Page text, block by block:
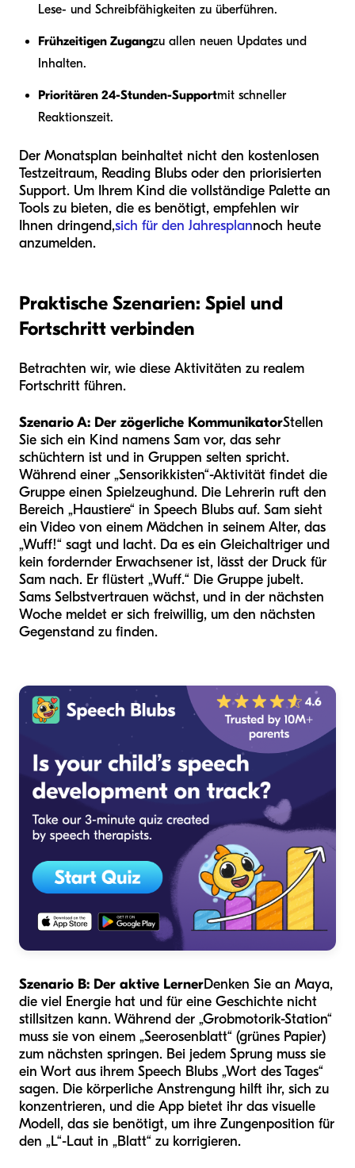
Lese- und Schreibfähigkeiten zu überführen.
Frühzeitigen Zugangzu allen neuen Updates und
Inhalten.
Prioritären 24-Stunden-Supportmit schneller
Reaktionszeit.
Der Monatsplan beinhaltet nicht den kostenlosen
Testzeitraum, Reading Blubs oder den priorisierten
Support. Um Ihrem Kind die vollständige Palette an
Tools zu bieten, die es benötigt, empfehlen wir
Ihnen dringend,sich für den Jahresplannoch heute
anzumelden.
Praktische Szenarien: Spiel und
Fortschritt verbinden
Betrachten wir, wie diese Aktivitäten zu realem
Fortschritt führen.
Szenario A: Der zögerliche KommunikatorStellen
Sie sich ein Kind namens Sam vor, das sehr
schüchtern ist und in Gruppen selten spricht.
Während einer „Sensorikkisten“-Aktivität findet die
Gruppe einen Spielzeughund. Die Lehrerin ruft den
Bereich „Haustiere“ in Speech Blubs auf. Sam sieht
ein Video von einem Mädchen in seinem Alter, das
„Wuff!“ sagt und lacht. Da es ein Gleichaltriger und
kein fordernder Erwachsener ist, lässt der Druck für
Sam nach. Er flüstert „Wuff.“ Die Gruppe jubelt.
Sams Selbstvertrauen wächst, und in der nächsten
Woche meldet er sich freiwillig, um den nächsten
Gegenstand zu finden.
Szenario B: Der aktive LernerDenken Sie an Maya,
die viel Energie hat und für eine Geschichte nicht
stillsitzen kann. Während der „Grobmotorik-Station“
muss sie von einem „Seerosenblatt“ (grünes Papier)
zum nächsten springen. Bei jedem Sprung muss sie
ein Wort aus ihrem Speech Blubs „Wort des Tages“
sagen. Die körperliche Anstrengung hilft ihr, sich zu
konzentrieren, und die App bietet ihr das visuelle
Modell, das sie benötigt, um ihre Zungenposition für
den „L“-Laut in „Blatt“ zu korrigieren.